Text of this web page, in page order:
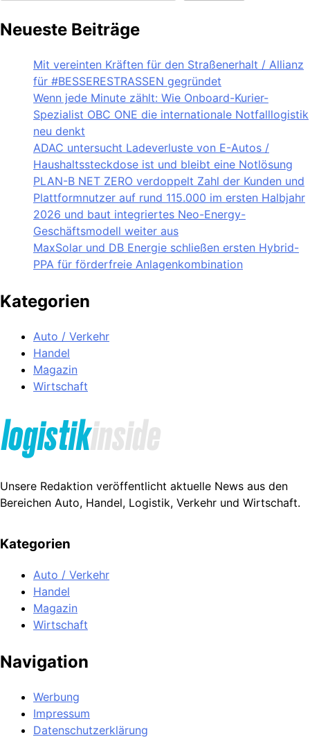
Neueste Beiträge
Mit vereinten Kräften für den Straßenerhalt / Allianz
für #BESSERESTRASSEN gegründet
Wenn jede Minute zählt: Wie Onboard-Kurier-
Spezialist OBC ONE die internationale Notfalllogistik
neu denkt
ADAC untersucht Ladeverluste von E-Autos /
Haushaltssteckdose ist und bleibt eine Notlösung
PLAN-B NET ZERO verdoppelt Zahl der Kunden und
Plattformnutzer auf rund 115.000 im ersten Halbjahr
2026 und baut integriertes Neo-Energy-
Geschäftsmodell weiter aus
MaxSolar und DB Energie schließen ersten Hybrid-
PPA für förderfreie Anlagenkombination
Kategorien
Auto / Verkehr
Handel
Magazin
Wirtschaft
Unsere Redaktion veröffentlicht aktuelle News aus den
Bereichen Auto, Handel, Logistik, Verkehr und Wirtschaft.
Kategorien
Auto / Verkehr
Handel
Magazin
Wirtschaft
Navigation
Werbung
Impressum
Datenschutzerklärung